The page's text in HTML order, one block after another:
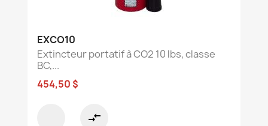
EXCO10
Extincteur portatif à CO2 10 lbs, classe
BC,...
454,50 $
compare_arrows